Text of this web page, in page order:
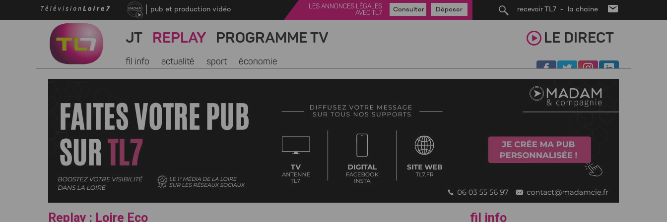
recevoir TL7 - la chaine
pub et production vidéo
LES ANNONCES LÉGALES
AVEC TL7
Consulter Déposer
JT REPLAY PROGRAMME TV LE DIRECT
fil info actualité sport économie
Replay : Loire Eco fil info